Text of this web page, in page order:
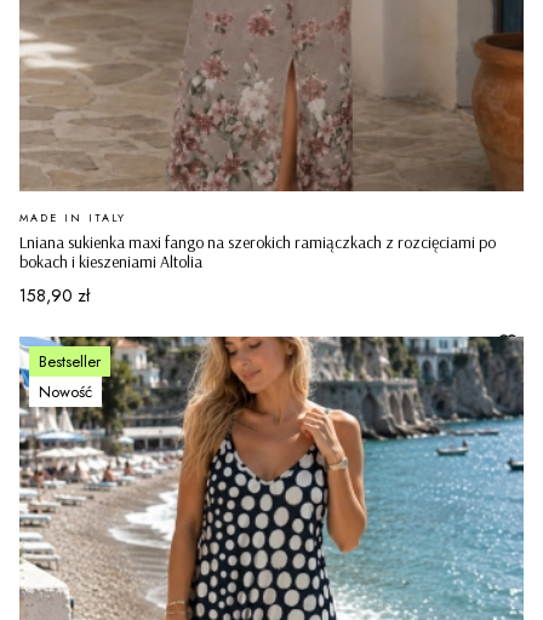
Lniana sukienka maxi fango na szerokich ramiączkach z rozcięciami po
bokach i kieszeniami Altolia
PRODUCENT
MADE IN ITALY
Cena
158,90 zł
Bestseller
Nowość